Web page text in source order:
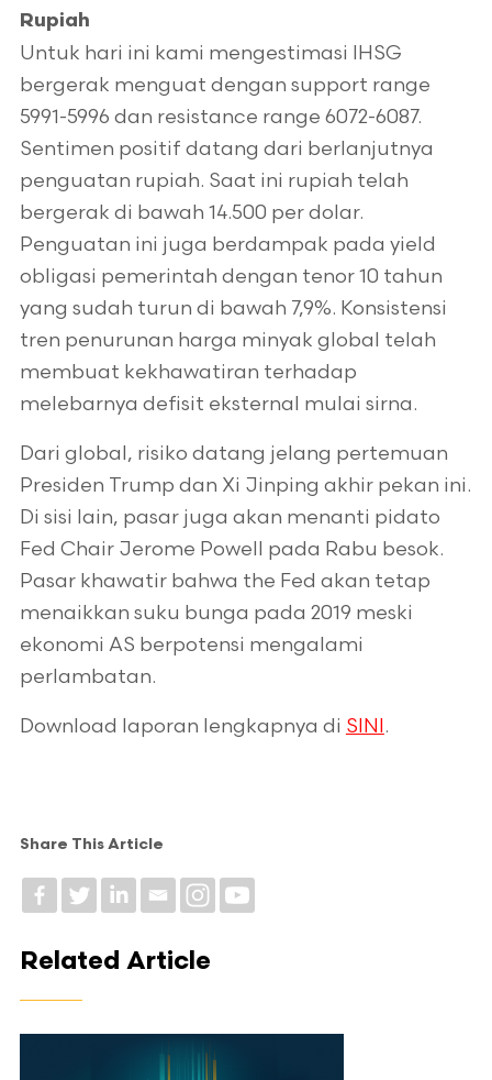
Rupiah
Untuk hari ini kami mengestimasi IHSG
bergerak menguat dengan support range
5991-5996 dan resistance range 6072-6087.
Sentimen positif datang dari berlanjutnya
penguatan rupiah. Saat ini rupiah telah
bergerak di bawah 14.500 per dolar.
Penguatan ini juga berdampak pada yield
obligasi pemerintah dengan tenor 10 tahun
yang sudah turun di bawah 7,9%. Konsistensi
tren penurunan harga minyak global telah
membuat kekhawatiran terhadap
melebarnya defisit eksternal mulai sirna.
Dari global, risiko datang jelang pertemuan
Presiden Trump dan Xi Jinping akhir pekan ini.
Di sisi lain, pasar juga akan menanti pidato
Fed Chair Jerome Powell pada Rabu besok.
Pasar khawatir bahwa the Fed akan tetap
menaikkan suku bunga pada 2019 meski
ekonomi AS berpotensi mengalami
perlambatan.
Download laporan lengkapnya di SINI .
Share This Article
Related Article